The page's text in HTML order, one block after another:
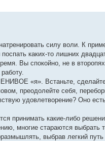
силу воли. К
каких-то лишних
Вы спокойно, не в второпях
«я». Встаньте,
преодолейте себя,
удовлетворение? Оно
принимать какие-либо
многие стараются выбрать
выбрав легкий